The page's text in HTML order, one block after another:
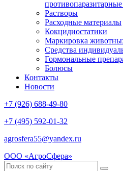
Растворы
Расходные материалы
Кокцидиостатики
Маркировка
Средства
Гормональные
Болюсы
Контакты
Новости
+7 (926) 688-49-80
+7 (495) 592-01-32
agrosfera55@yandex.ru
ООО «АгроСфера»